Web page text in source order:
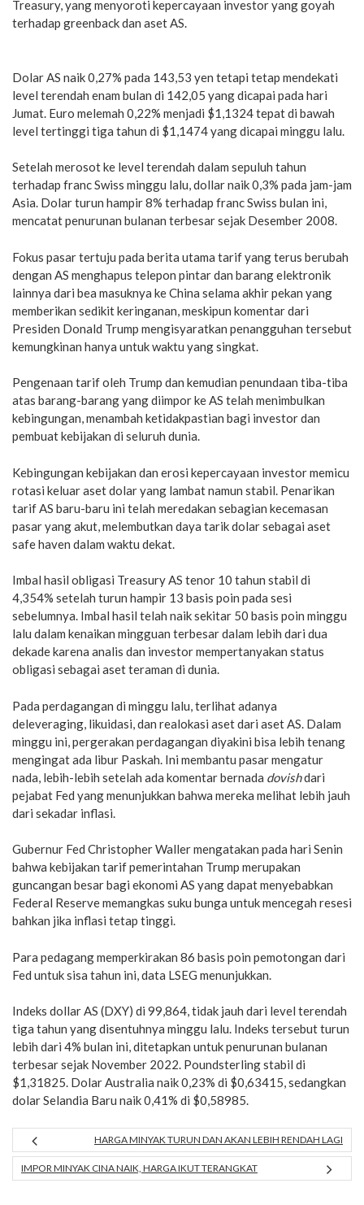
Treasury, yang menyoroti kepercayaan investor yang goyah
terhadap greenback dan aset AS.
Dolar AS naik 0,27% pada 143,53 yen tetapi tetap mendekati
level terendah enam bulan di 142,05 yang dicapai pada hari
Jumat. Euro melemah 0,22% menjadi $1,1324 tepat di bawah
level tertinggi tiga tahun di $1,1474 yang dicapai minggu lalu.
Setelah merosot ke level terendah dalam sepuluh tahun
terhadap franc Swiss minggu lalu, dollar naik 0,3% pada jam-jam
Asia. Dolar turun hampir 8% terhadap franc Swiss bulan ini,
mencatat penurunan bulanan terbesar sejak Desember 2008.
Fokus pasar tertuju pada berita utama tarif yang terus berubah
dengan AS menghapus telepon pintar dan barang elektronik
lainnya dari bea masuknya ke China selama akhir pekan yang
memberikan sedikit keringanan, meskipun komentar dari
Presiden Donald Trump mengisyaratkan penangguhan tersebut
kemungkinan hanya untuk waktu yang singkat.
Pengenaan tarif oleh Trump dan kemudian penundaan tiba-tiba
atas barang-barang yang diimpor ke AS telah menimbulkan
kebingungan, menambah ketidakpastian bagi investor dan
pembuat kebijakan di seluruh dunia.
Kebingungan kebijakan dan erosi kepercayaan investor memicu
rotasi keluar aset dolar yang lambat namun stabil. Penarikan
tarif AS baru-baru ini telah meredakan sebagian kecemasan
pasar yang akut, melembutkan daya tarik dolar sebagai aset
safe haven dalam waktu dekat.
Imbal hasil obligasi Treasury AS tenor 10 tahun stabil di
4,354% setelah turun hampir 13 basis poin pada sesi
sebelumnya. Imbal hasil telah naik sekitar 50 basis poin minggu
lalu dalam kenaikan mingguan terbesar dalam lebih dari dua
dekade karena analis dan investor mempertanyakan status
obligasi sebagai aset teraman di dunia.
Pada perdagangan di minggu lalu, terlihat adanya
deleveraging, likuidasi, dan realokasi aset dari aset AS. Dalam
minggu ini, pergerakan perdagangan diyakini bisa lebih tenang
mengingat ada libur Paskah. Ini membantu pasar mengatur
nada, lebih-lebih setelah ada komentar bernada dovishdari
pejabat Fed yang menunjukkan bahwa mereka melihat lebih jauh
dari sekadar inflasi.
Gubernur Fed Christopher Waller mengatakan pada hari Senin
bahwa kebijakan tarif pemerintahan Trump merupakan
guncangan besar bagi ekonomi AS yang dapat menyebabkan
Federal Reserve memangkas suku bunga untuk mencegah resesi
bahkan jika inflasi tetap tinggi.
Para pedagang memperkirakan 86 basis poin pemotongan dari
Fed untuk sisa tahun ini, data LSEG menunjukkan.
Indeks dollar AS (DXY) di 99,864, tidak jauh dari level terendah
tiga tahun yang disentuhnya minggu lalu. Indeks tersebut turun
lebih dari 4% bulan ini, ditetapkan untuk penurunan bulanan
terbesar sejak November 2022. Poundsterling stabil di
$1,31825. Dolar Australia naik 0,23% di $0,63415, sedangkan
dolar Selandia Baru naik 0,41% di $0,58985.
HARGA MINYAK TURUN DAN AKAN LEBIH RENDAH LAGI
IMPOR MINYAK CINA NAIK, HARGA IKUT TERANGKAT